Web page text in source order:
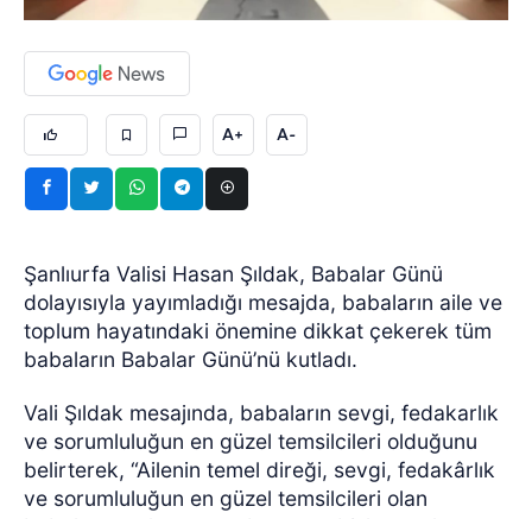
A+ A-
Şanlıurfa Valisi Hasan Şıldak, Babalar Günü
dolayısıyla yayımladığı mesajda, babaların aile ve
toplum hayatındaki önemine dikkat çekerek tüm
babaların Babalar Günü’nü kutladı.
Vali Şıldak mesajında, babaların sevgi, fedakarlık
ve sorumluluğun en güzel temsilcileri olduğunu
belirterek, “Ailenin temel direği, sevgi, fedakârlık
ve sorumluluğun en güzel temsilcileri olan